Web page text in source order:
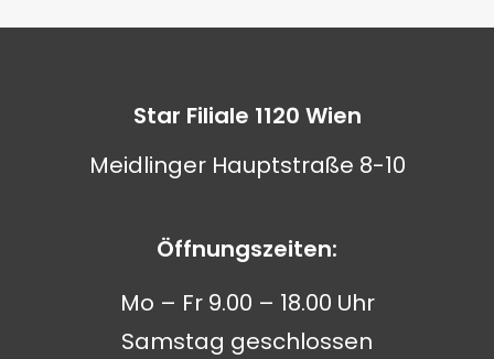
Star Filiale 1120 Wien
Meidlinger Hauptstraße 8-10
Öffnungszeiten:
Mo – Fr 9.00 – 18.00 Uhr
Samstag geschlossen